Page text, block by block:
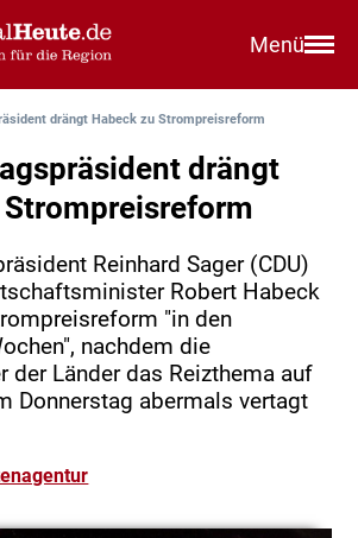
Menü
drängt Habeck zu Strompreisreform
drängt
Reinhard Sager (CDU)
Robert Habeck
"in den
nachdem die
der Länder das Reizthema auf
Donnerstag abermals vertagt